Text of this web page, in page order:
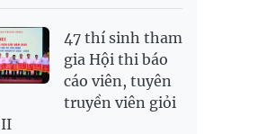
47 thí sinh tham
gia Hội thi báo
cáo viên, tuyên
truyền viên giỏi